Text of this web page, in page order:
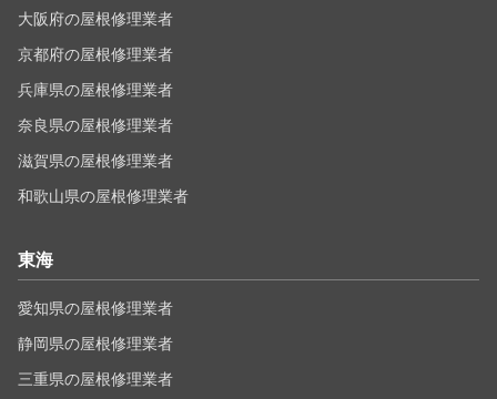
大阪府の屋根修理業者
京都府の屋根修理業者
兵庫県の屋根修理業者
奈良県の屋根修理業者
滋賀県の屋根修理業者
和歌山県の屋根修理業者
東海
愛知県の屋根修理業者
静岡県の屋根修理業者
三重県の屋根修理業者